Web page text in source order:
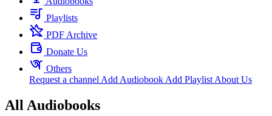
Playlists
PDF Archive
Donate Us
Others
Request a channel Add Audiobook Add Playlist About Us
All Audiobooks